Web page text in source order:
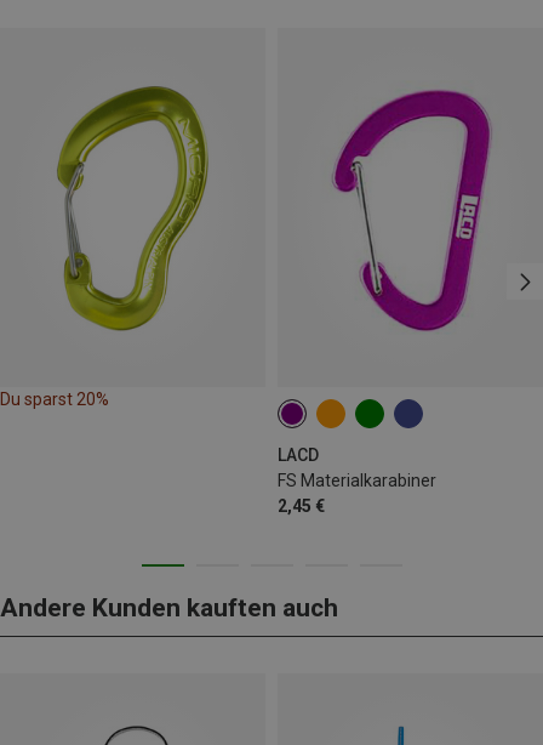
Du sparst 20%
LACD
FS Materialkarabiner
2,45 €
Andere Kunden kauften auch